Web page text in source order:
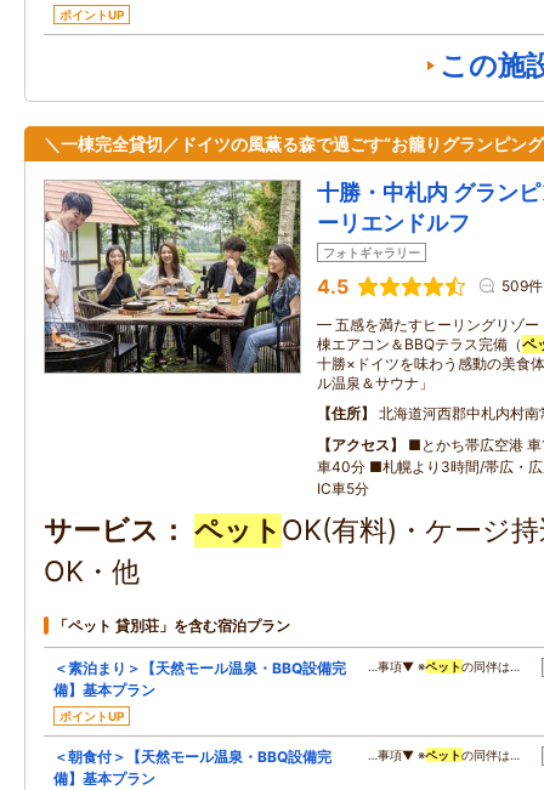
ポイントUP
この施
＼一棟完全貸切／ドイツの風薫る森で過ごす“お籠りグランピン
十勝・中札内 グラン
ーリエンドルフ
フォトギャラリー
4.5 509件
━ 五感を満たすヒーリングリゾ
棟エアコン＆BBQテラス完備（ペ
十勝×ドイツを味わう感動の美食
ル温泉＆サウナ」
住所
北海道河西郡中札内村南
アクセス
■とかち帯広空港
車40分 ■札幌より3時間/帯広・
IC車5分
サービス ペット OK(有料)・ケージ
OK・他
「ペット 貸別荘」を含む宿泊プラン
＜素泊まり＞【天然モール温泉・BBQ設備完
備】基本プラン
ポイントUP
…事項▼ ※ペットの同伴は…
＜朝食付＞【天然モール温泉・BBQ設備完
備】基本プラン
…事項▼ ※ペットの同伴は…